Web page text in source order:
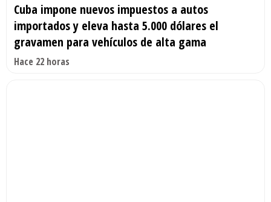
Cuba impone nuevos impuestos a autos
importados y eleva hasta 5.000 dólares el
gravamen para vehículos de alta gama
Hace 22 horas